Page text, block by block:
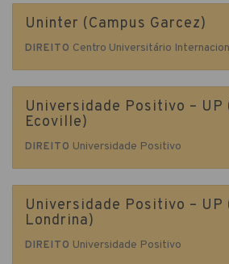
Uninter (Campus Garcez)
DIREITO Centro Universitário
Universidade Positivo – UP
Ecoville)
DIREITO Universidade Positivo
Universidade Positivo – UP
Londrina)
DIREITO Universidade Positivo